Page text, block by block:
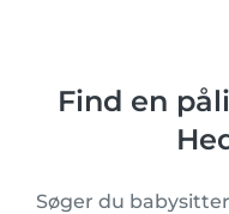
Find en
Søger du